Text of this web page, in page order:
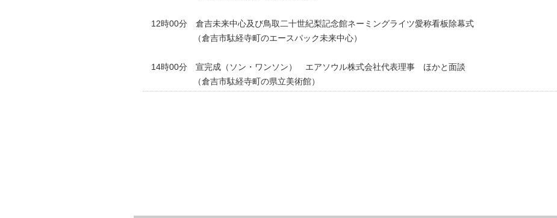
12時00分 倉吉未来中心及び鳥取二十世紀梨記念館ネーミングライツ愛称看板除幕式
（倉吉市駄経寺町のエースパック未来中心）
14時00分 宣完成（ソン・ワンソン） エアソウル株式会社代表理事 ほかと面談
（倉吉市駄経寺町の県立美術館）